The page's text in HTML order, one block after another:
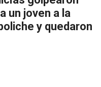
un joven a la
y quedaron